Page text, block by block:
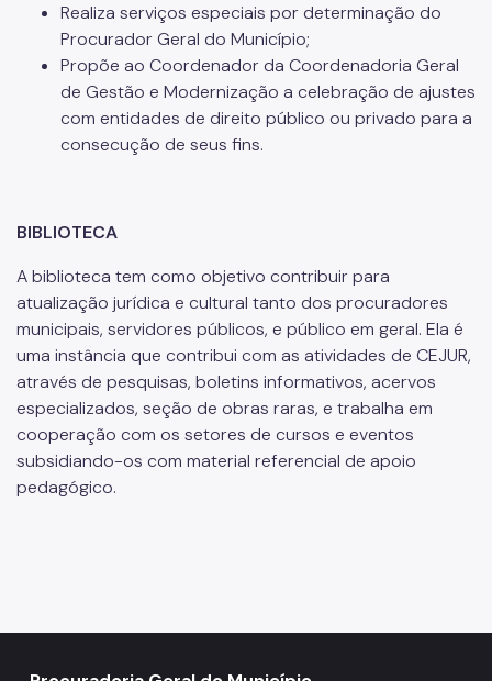
Realiza serviços especiais por determinação do
Procurador Geral do Município;
Propõe ao Coordenador da Coordenadoria Geral
de Gestão e Modernização a celebração de ajustes
com entidades de direito público ou privado para a
consecução de seus fins.
BIBLIOTECA
A biblioteca tem como objetivo contribuir para
atualização jurídica e cultural tanto dos procuradores
municipais, servidores públicos, e público em geral. Ela é
uma instância que contribui com as atividades de CEJUR,
através de pesquisas, boletins informativos, acervos
especializados, seção de obras raras, e trabalha em
cooperação com os setores de cursos e eventos
subsidiando-os com material referencial de apoio
pedagógico.